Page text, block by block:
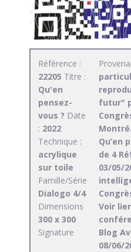
Référence :
22205 Titre :
Qu'en
pensez-
vous ? Date
: 2022
Technique :
acrylique
sur toile
Famille/Série
Dialogo 4/4
Dimensions
300 x 300
Signature
futur"
Qu’en
de 4
03/05/
Voir
Blog
08/06/